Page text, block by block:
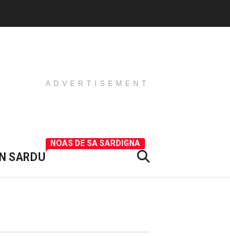
ADVERTISEMENT
IN SARDU
NOAS DE SA SARDIGNA